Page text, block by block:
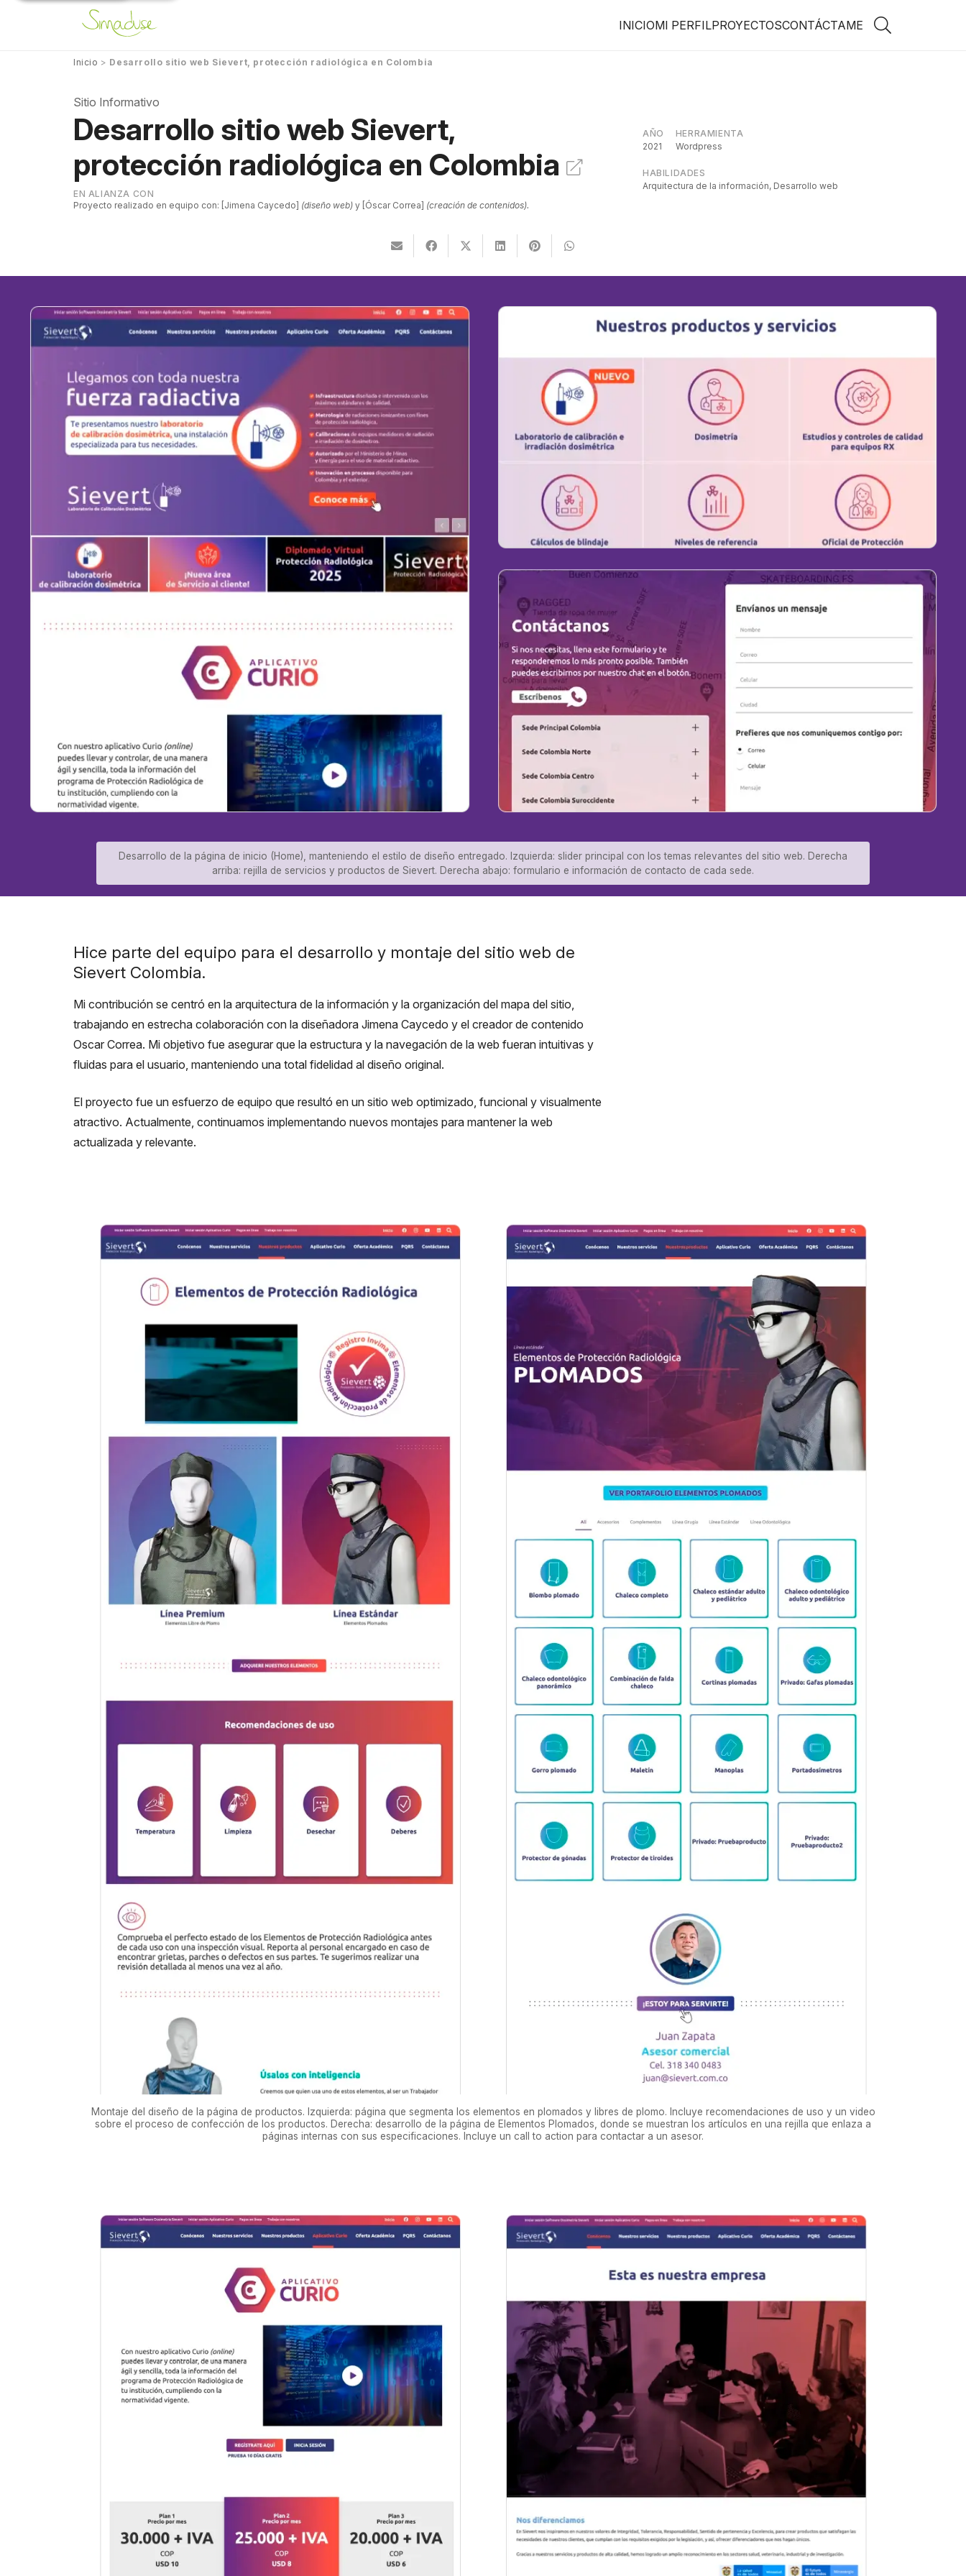
INICIOMI PERFILPROYECTOSCONTÁCTAME
Inicio > Desarrollo sitio web Sievert, protección radiológica en Colombia
Sitio Informativo
Desarrollo sitio web Sievert,
protección radiológica en Colombia
EN ALIANZA CON
Proyecto realizado en equipo con: Jimena Caycedo (diseño web) y Óscar Correa (creación de contenidos).
AÑO
2021
HERRAMIENTA
Wordpress
HABILIDADES
Arquitectura de la información, Desarrollo web
Desarrollo de la página de inicio (Home), manteniendo el estilo de diseño entregado. Izquierda: slider principal con los temas relevantes del sitio web. Derecha
arriba: rejilla de servicios y productos de Sievert. Derecha abajo: formulario e información de contacto de cada sede.
Hice parte del equipo para el desarrollo y montaje del sitio web de
Sievert Colombia.
Mi contribución se centró en la arquitectura de la información y la organización del mapa del sitio,
trabajando en estrecha colaboración con la diseñadora Jimena Caycedo y el creador de contenido
Oscar Correa. Mi objetivo fue asegurar que la estructura y la navegación de la web fueran intuitivas y
fluidas para el usuario, manteniendo una total fidelidad al diseño original.
El proyecto fue un esfuerzo de equipo que resultó en un sitio web optimizado, funcional y visualmente
atractivo. Actualmente, continuamos implementando nuevos montajes para mantener la web
actualizada y relevante.
Montaje del diseño de la página de productos. Izquierda: página que segmenta los elementos en plomados y libres de plomo. Incluye recomendaciones de uso y un video
sobre el proceso de confección de los productos. Derecha: desarrollo de la página de Elementos Plomados, donde se muestran los artículos en una rejilla que enlaza a
páginas internas con sus especificaciones. Incluye un call to action para contactar a un asesor.